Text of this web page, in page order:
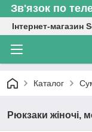
Зв'язок по
Інтернет-магазин
Каталог
Рюкзаки жіночі,